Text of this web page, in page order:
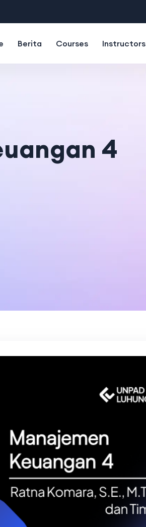
Berita Courses Instructors
4